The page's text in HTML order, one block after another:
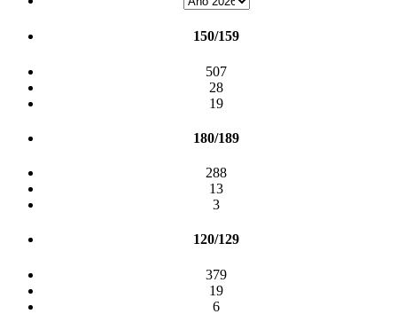
150/159
507
28
19
180/189
288
13
3
120/129
379
19
6